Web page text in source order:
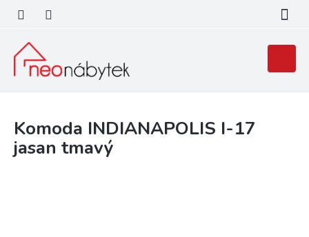
obsah
košík
Komoda INDIANAPOLIS I-17
jasan tmavý